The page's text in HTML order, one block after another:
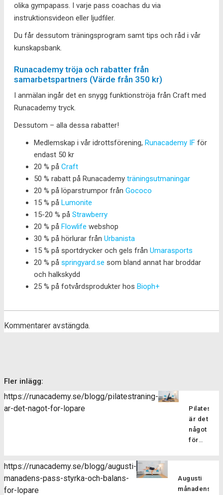
olika gympapass. I varje pass coachas du via
instruktionsvideon eller ljudfiler.
Du får dessutom träningsprogram samt tips och råd i vår
kunskapsbank.
Runacademy tröja och rabatter från
samarbetspartners (Värde från 350 kr)
I anmälan ingår det en snygg funktionströja från Craft med
Runacademy tryck.
Dessutom – alla dessa rabatter!
Medlemskap i vår idrottsförening, Runacademy IF för
endast 50 kr
20 % på Craft
50 % rabatt på Runacademy träningsutmaningar
20 % på löparstrumpor från Gococo
15 % på Lumonite
15-20 % på Strawberry
20 % på Flowlife webshop
30 % på hörlurar från Urbanista
15 % på sportdrycker och gels från Umarasports
20 % på springyard.se som bland annat har broddar
och halkskydd
25 % på fotvårdsprodukter hos Bioph+
Kommentarer avstängda.
Fler inlägg:
https://runacademy.se/blogg/pilatestraning-
ar-det-nagot-for-lopare
är det
något
för
som
https://runacademy.se/blogg/augusti-
manadens-pass-styrka-och-balans-
for-lopare
Augusti
månadens